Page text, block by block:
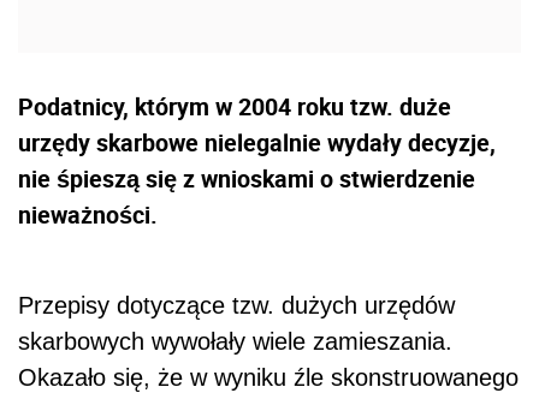
Podatnicy, którym w 2004 roku tzw. duże
urzędy skarbowe nielegalnie wydały decyzje,
nie śpieszą się z wnioskami o stwierdzenie
nieważności.
Przepisy dotyczące tzw. dużych urzędów
skarbowych wywołały wiele zamieszania.
Okazało się, że w wyniku źle skonstruowanego